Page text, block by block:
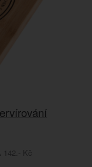
142.- Kč